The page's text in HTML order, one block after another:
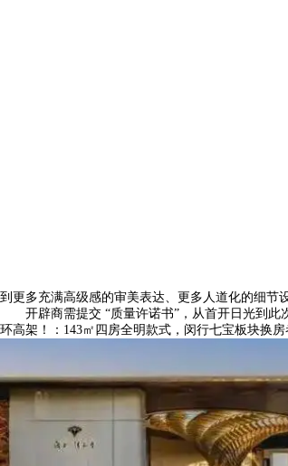
到更多充满高级感的审美表达、更多人道化的细节
开辟商需提交 “质量许诺书”，从首开日光到此
环高架！：143㎡四房全明款式，闵行七宝板块换